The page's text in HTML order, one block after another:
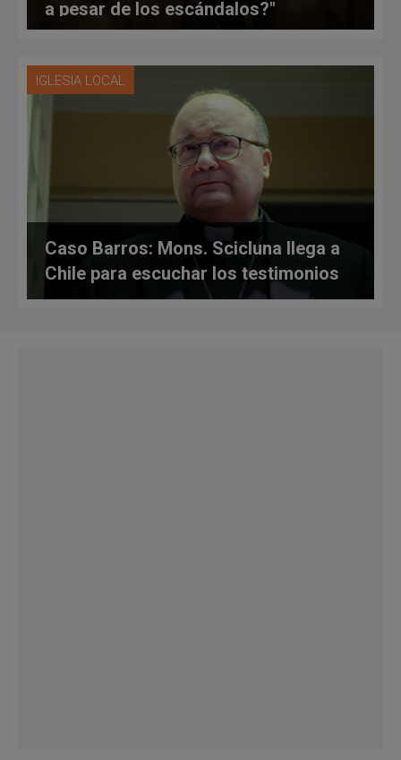
a pesar de los escándalos?"
Arzobispo Scicluna a Zenit: "Tiene
IGLESIA LOCAL
Caso Barros: Mons. Scicluna llega a
Chile para escuchar los testimonios